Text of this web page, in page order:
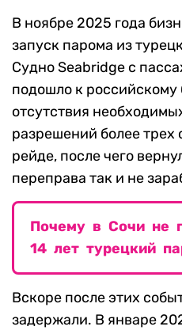
В ноябре 2025 года
запуск парома из
Судно Seabridge с
подошло к российскому
отсутствия
разрешений более трех
рейде, после чего
переправа так и не
Почему в Сочи не
14 лет турецкий
Вскоре после этих
задержали. В январе